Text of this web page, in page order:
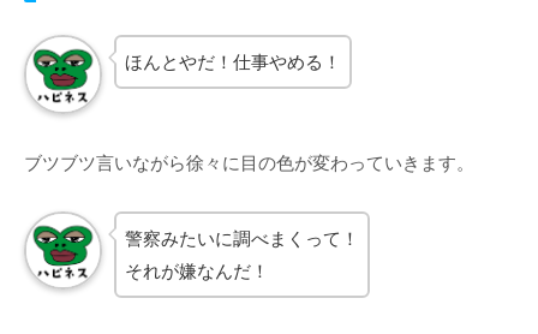
ほんとやだ！仕事やめる！
ブツブツ言いながら徐々に目の色が変わっていきます。
警察みたいに調べまくって！
それが嫌なんだ！